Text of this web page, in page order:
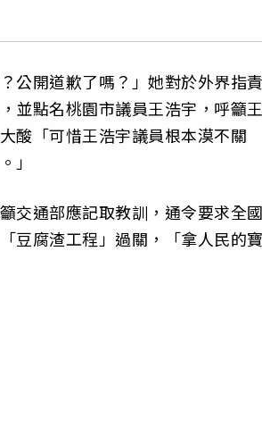
公開道歉了嗎？」她對於外界指
並點名桃園市議員王浩宇，呼籲
酸「可惜王浩宇議員根本漠不關
」
交通部應記取教訓，通令要求全
豆腐渣工程」過關，「拿人民的